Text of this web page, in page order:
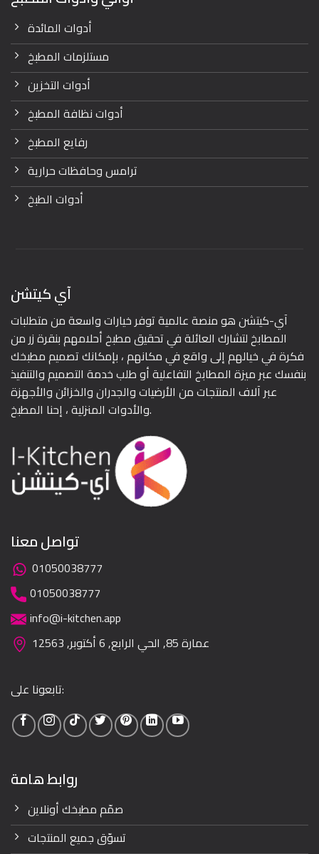
أدوات المائدة
مستلزمات المطبخ
أدوات التخزين
أدوات نظافة المطبخ
رفايع المطبخ
ترامس وحافظات حرارية
أدوات الطبخ
آي كيتشن
آي-كيتشن هو منصة عالمية توفر خيارات واسعة من متطلبات
المطابخ لتشارك العائلة في تحقيق مطبخ أحلامهم بنقرة زر من
فكرة في خيالهم إلى واقع في مكانهم ، بإمكانك تصميم مطبخك
بنفسك عبر ميزة المطابخ التفاعلية أو طلب خدمة التصميم والتنفيذ
عبر آلاف المنتجات من الأرضيات والجدران والخزائن والأجهزة
والأدوات المنزلية ، إحنا المطبخ.
تواصل معنا
01050038777
01050038777
info@i-kitchen.app
عمارة 85, الحي الرابع, 6 أكتوبر, 12563
تابعونا على:
روابط هامة
صمّم مطبخك أونلاين
تسوّق جميع المنتجات